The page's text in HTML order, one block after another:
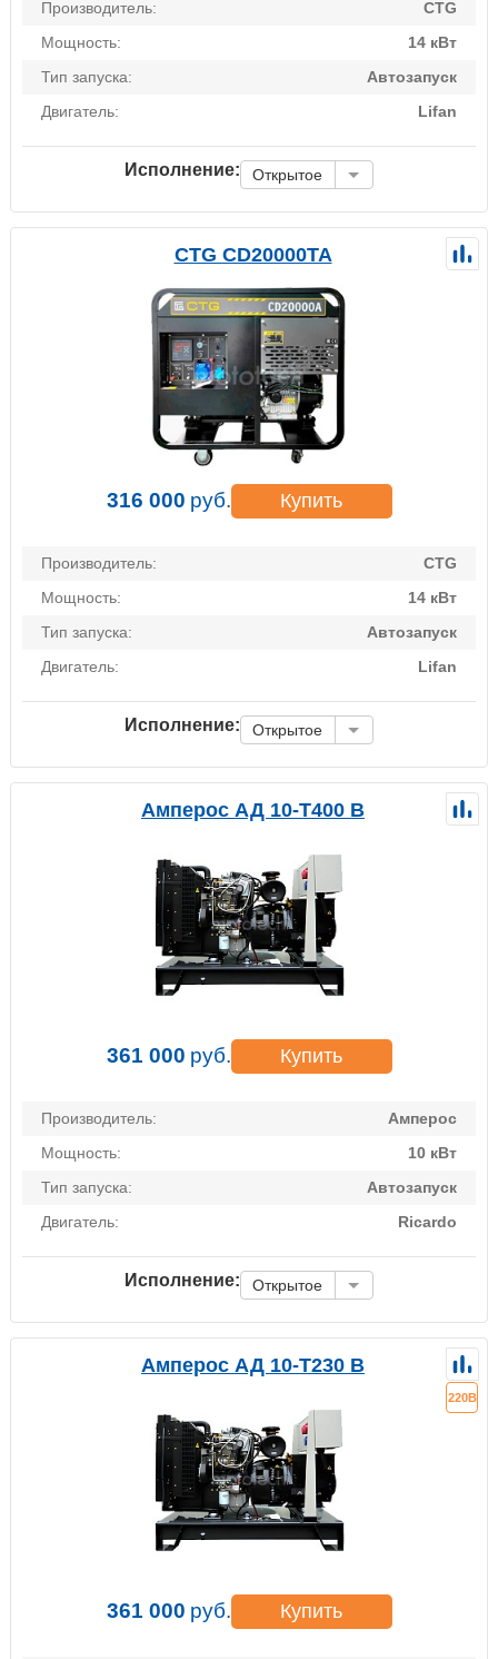
Производитель:
CTG
Мощность:
14 кВт
Тип запуска:
Автозапуск
Двигатель:
Lifan
Исполнение: Открытое
CTG CD20000TA
316 000 руб. Купить
Производитель:
CTG
Мощность:
14 кВт
Тип запуска:
Автозапуск
Двигатель:
Lifan
Исполнение: Открытое
Амперос АД 10-Т400 B
361 000 руб. Купить
Производитель:
Амперос
Мощность:
10 кВт
Тип запуска:
Автозапуск
Двигатель:
Ricardo
Исполнение: Открытое
Амперос АД 10-Т230 B
220В
361 000 руб. Купить